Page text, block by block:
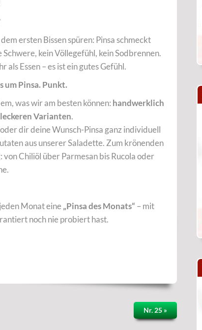
ersten Bissen spüren: Pinsa schmeckt
kein Völlegefühl, kein Sodbrennen.
als Essen – es ist ein gutes Gefühl.
um Pinsa. Punkt.
was wir am besten können: handwerklich
Varianten.
dir deine Wunsch-Pinsa ganz individuell
aus unserer Saladette. Zum krönenden
von Chiliöl über Parmesan bis Rucola oder
Monat eine „Pinsa des Monats“ – mit
noch nie probiert hast.
Nr. 25 »